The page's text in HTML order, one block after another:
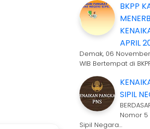
BKPP
APRIL
Demak, 06
WIB Bertempat di
SIPIL
Nomor 5
Sipil Negara…